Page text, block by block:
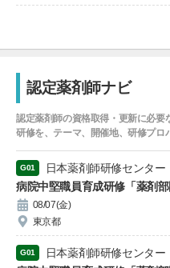
認定薬剤師ナビ
認定薬剤師の資格取得・更新に必
研修を、テーマ、開催地、研修プロ
G01
日本薬剤師研修センター
病院中堅職員育成研修「薬剤
08/07(金)
東京都
G01
日本薬剤師研修センター